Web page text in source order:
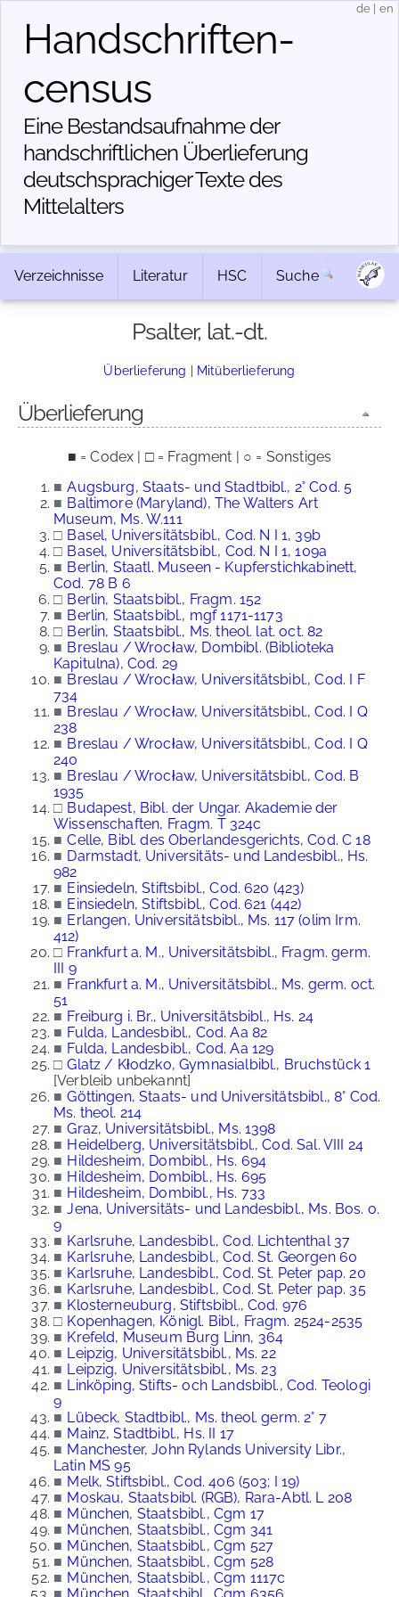
Handschriften­
census
Eine Bestandsaufnahme der
handschriftlichen Über­lieferung
deutschsprachiger Texte des
Mittelalters
de en
Verzeichnisse Literatur HSC Suche
Psalter, lat.-dt.
Überlieferung | Mitüberlieferung
Überlieferung
■ = Codex | □ = Fragment | ○ = Sonstiges
■ Augsburg, Staats- und Stadtbibl., 2° Cod. 5
■ Baltimore (Maryland), The Walters Art
Museum, Ms. W.111
□ Basel, Universitätsbibl., Cod. N I 1, 39b
□ Basel, Universitätsbibl., Cod. N I 1, 109a
■ Berlin, Staatl. Museen - Kupferstichkabinett,
Cod. 78 B 6
□ Berlin, Staatsbibl., Fragm. 152
■ Berlin, Staatsbibl., mgf 1171-1173
□ Berlin, Staatsbibl., Ms. theol. lat. oct. 82
■ Breslau / Wrocław, Dombibl. (Biblioteka
Kapitulna), Cod. 29
■ Breslau / Wrocław, Universitätsbibl., Cod. I F
734
■ Breslau / Wrocław, Universitätsbibl., Cod. I Q
238
■ Breslau / Wrocław, Universitätsbibl., Cod. I Q
240
■ Breslau / Wrocław, Universitätsbibl., Cod. B
1935
□ Budapest, Bibl. der Ungar. Akademie der
Wissenschaften, Fragm. T 324c
■ Celle, Bibl. des Oberlandesgerichts, Cod. C 18
■ Darmstadt, Universitäts- und Landesbibl., Hs.
982
■ Einsiedeln, Stiftsbibl., Cod. 620 (423)
■ Einsiedeln, Stiftsbibl., Cod. 621 (442)
■ Erlangen, Universitätsbibl., Ms. 117 (olim Irm.
412)
□ Frankfurt a. M., Universitätsbibl., Fragm. germ.
III 9
■ Frankfurt a. M., Universitätsbibl., Ms. germ. oct.
51
■ Freiburg i. Br., Universitätsbibl., Hs. 24
■ Fulda, Landesbibl., Cod. Aa 82
■ Fulda, Landesbibl., Cod. Aa 129
□ Glatz / Kłodzko, Gymnasialbibl., Bruchstück 1
[Verbleib unbekannt]
■ Göttingen, Staats- und Universitätsbibl., 8° Cod.
Ms. theol. 214
■ Graz, Universitätsbibl., Ms. 1398
■ Heidelberg, Universitätsbibl., Cod. Sal. VIII 24
■ Hildesheim, Dombibl., Hs. 694
■ Hildesheim, Dombibl., Hs. 695
■ Hildesheim, Dombibl., Hs. 733
■ Jena, Universitäts- und Landesbibl., Ms. Bos. o.
9
■ Karlsruhe, Landesbibl., Cod. Lichtenthal 37
■ Karlsruhe, Landesbibl., Cod. St. Georgen 60
■ Karlsruhe, Landesbibl., Cod. St. Peter pap. 20
■ Karlsruhe, Landesbibl., Cod. St. Peter pap. 35
■ Klosterneuburg, Stiftsbibl., Cod. 976
□ Kopenhagen, Königl. Bibl., Fragm. 2524-2535
■ Krefeld, Museum Burg Linn, 364
■ Leipzig, Universitätsbibl., Ms. 22
■ Leipzig, Universitätsbibl., Ms. 23
■ Linköping, Stifts- och Landsbibl., Cod. Teologi
9
■ Lübeck, Stadtbibl., Ms. theol. germ. 2° 7
■ Mainz, Stadtbibl., Hs. II 17
■ Manchester, John Rylands University Libr.,
Latin MS 95
■ Melk, Stiftsbibl., Cod. 406 (503; I 19)
■ Moskau, Staatsbibl. (RGB), Rara-Abtl. L 208
■ München, Staatsbibl., Cgm 17
■ München, Staatsbibl., Cgm 341
■ München, Staatsbibl., Cgm 527
■ München, Staatsbibl., Cgm 528
■ München, Staatsbibl., Cgm 1117c